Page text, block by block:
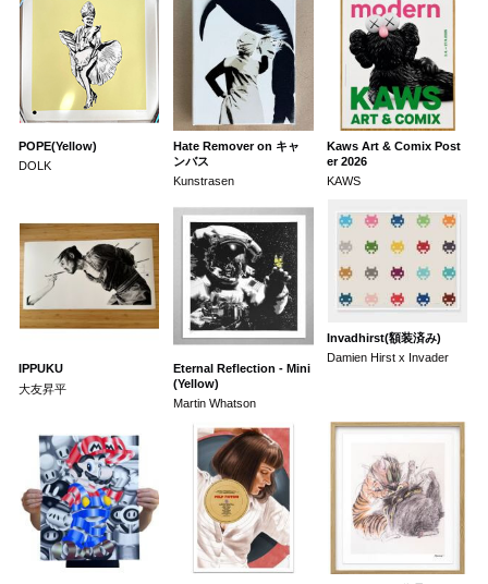
POPE(Yellow)
DOLK
Hate Remover on キャ
ンバス
Kunstrasen
Kaws Art & Comix Post
er 2026
KAWS
IPPUKU
大友昇平
Eternal Reflection - Mini
(Yellow)
Martin Whatson
Invadhirst(額装済み)
Damien Hirst x Invader